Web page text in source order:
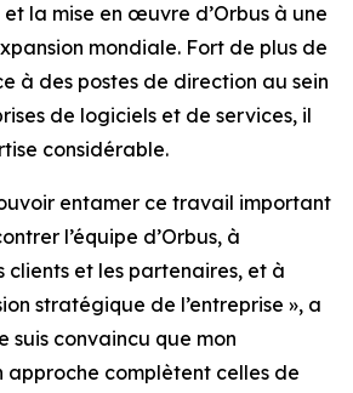
la mise en œuvre d’Orbus à une
mondiale. Fort de plus de
à des postes de direction au sein
de logiciels et de services, il
considérable.
entamer ce travail important
l’équipe d’Orbus, à
et les partenaires, et à
stratégique de l’entreprise », a
suis convaincu que mon
approche complètent celles de